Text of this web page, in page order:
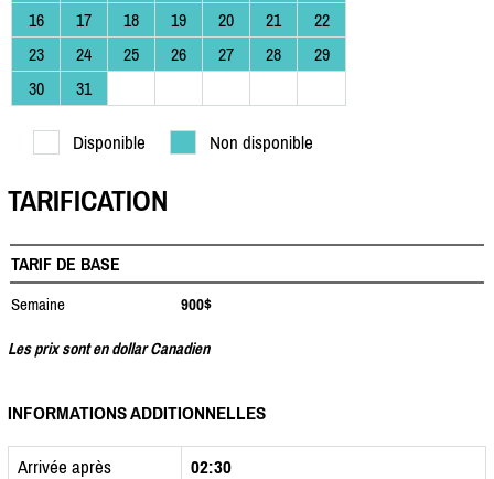
16
17 18 19 20 21
22
23
24 25 26 27 28
29
30
31
Disponible Non disponible
TARIFICATION
TARIF DE BASE
Semaine 900$
Les prix sont en dollar Canadien
INFORMATIONS ADDITIONNELLES
Arrivée après
02:30